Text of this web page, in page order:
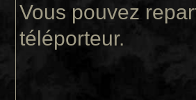
Vous pouvez
téléporteur.